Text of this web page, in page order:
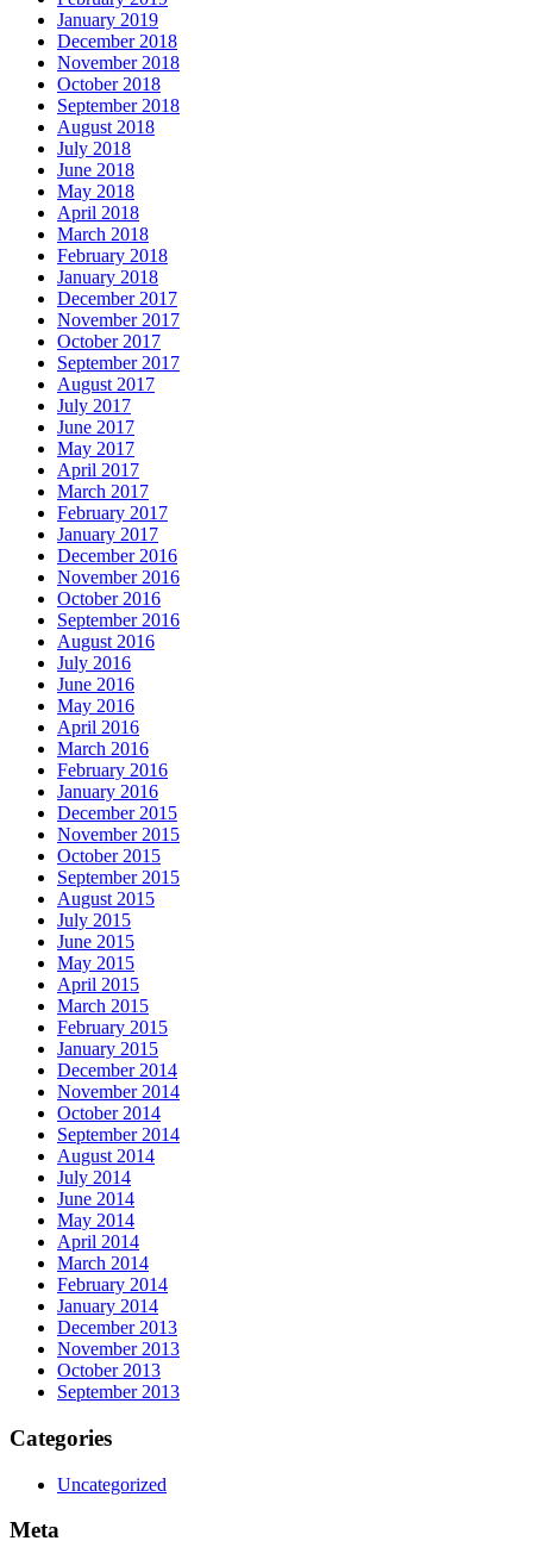
January 2019
December 2018
November 2018
October 2018
September 2018
August 2018
July 2018
June 2018
May 2018
April 2018
March 2018
February 2018
January 2018
December 2017
November 2017
October 2017
September 2017
August 2017
July 2017
June 2017
May 2017
April 2017
March 2017
February 2017
January 2017
December 2016
November 2016
October 2016
September 2016
August 2016
July 2016
June 2016
May 2016
April 2016
March 2016
February 2016
January 2016
December 2015
November 2015
October 2015
September 2015
August 2015
July 2015
June 2015
May 2015
April 2015
March 2015
February 2015
January 2015
December 2014
November 2014
October 2014
September 2014
August 2014
July 2014
June 2014
May 2014
April 2014
March 2014
February 2014
January 2014
December 2013
November 2013
October 2013
September 2013
Categories
Uncategorized
Meta